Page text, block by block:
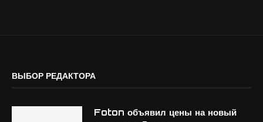
ВЫБОР РЕДАКТОРА
Foton объявил цены на новый